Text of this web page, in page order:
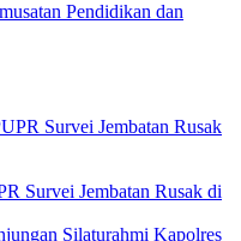
Pendidikan dan
Survei Jembatan Rusak di